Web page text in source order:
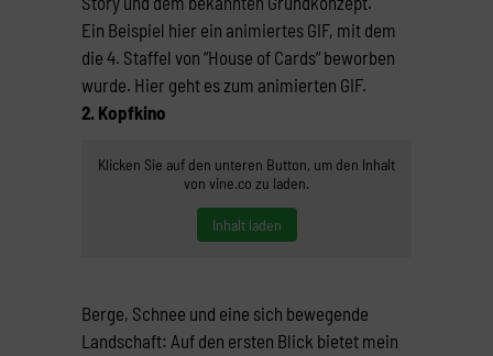
Ein Beispiel hier ein animiertes GIF, mit dem
die 4. Staffel von “House of Cards“ beworben
wurde. Hier geht es zum animierten GIF.
2. Kopfkino
Klicken Sie auf den unteren Button, um den Inhalt
von vine.co zu laden.
Inhalt laden
Berge, Schnee und eine sich bewegende
Landschaft: Auf den ersten Blick bietet mein